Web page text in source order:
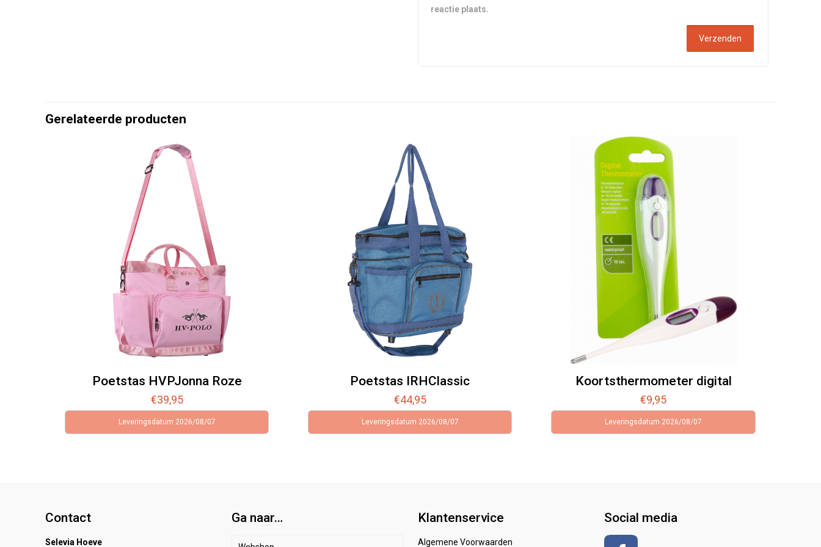
reactie plaats.
Gerelateerde producten
Poetstas HVPJonna Roze
€39,95
Leveringsdatum 2026/08/07
Poetstas IRHClassic
€44,95
Leveringsdatum 2026/08/07
Koortsthermometer digital
€9,95
Leveringsdatum 2026/08/07
Contact
Selevia Hoeve
Ga naar… Klantenservice
Algemene Voorwaarden
Social media